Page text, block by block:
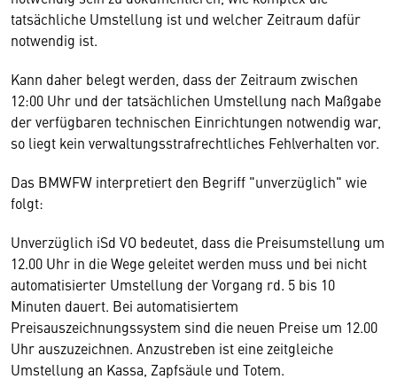
tatsächliche Umstellung ist und welcher Zeitraum dafür
notwendig ist.
Kann daher belegt werden, dass der Zeitraum zwischen
12:00 Uhr und der tatsächlichen Umstellung nach Maßgabe
der verfügbaren technischen Einrichtungen notwendig war,
so liegt kein verwaltungsstrafrechtliches Fehlverhalten vor.
Das BMWFW interpretiert den Begriff "unverzüglich" wie
folgt:
Unverzüglich iSd VO bedeutet, dass die Preisumstellung um
12.00 Uhr in die Wege geleitet werden muss und bei nicht
automatisierter Umstellung der Vorgang rd. 5 bis 10
Minuten dauert. Bei automatisiertem
Preisauszeichnungssystem sind die neuen Preise um 12.00
Uhr auszuzeichnen. Anzustreben ist eine zeitgleiche
Umstellung an Kassa, Zapfsäule und Totem.